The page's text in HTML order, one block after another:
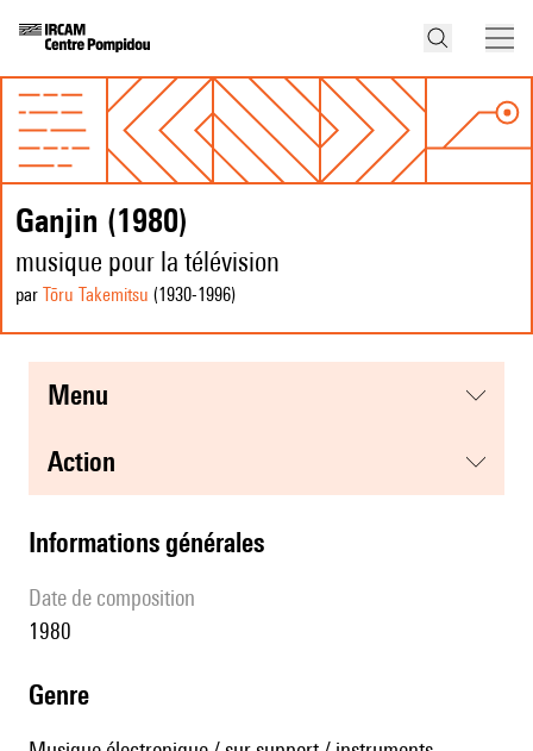
Ganjin (1980)
musique pour la télévision
par Tōru Takemitsu (1930-1996)
menu
action
informations générales
date de composition
1980
genre